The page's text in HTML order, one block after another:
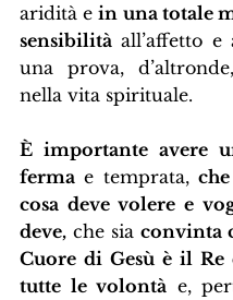
aridità e in una totale
sensibilità all’affetto e
una prova,
nella vita spirituale.
È importante avere
ferma e temprata,
cosa deve volere e
deve, che sia convinta
Cuore di Gesù è il Re
tutte le volontà e,